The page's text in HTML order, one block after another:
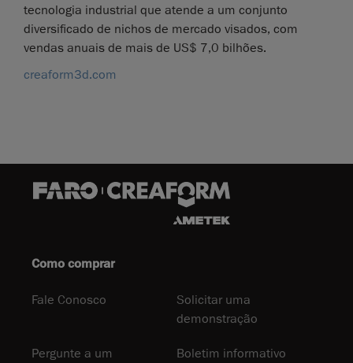
tecnologia industrial que atende a um conjunto
diversificado de nichos de mercado visados, com
vendas anuais de mais de US$ 7,0 bilhões.
creaform3d.com
Como comprar
Fale Conosco
Solicitar uma
demonstração
Pergunte a um
Boletim informativo